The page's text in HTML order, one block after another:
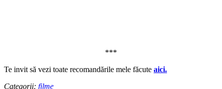
***
Te invit să vezi toate recomandările mele făcute aici.
Categorii: filme